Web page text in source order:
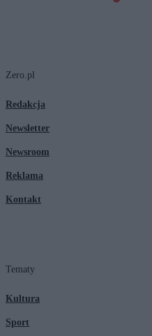
Zero.pl
Redakcja
Newsletter
Newsroom
Reklama
Kontakt
Tematy
Kultura
Sport